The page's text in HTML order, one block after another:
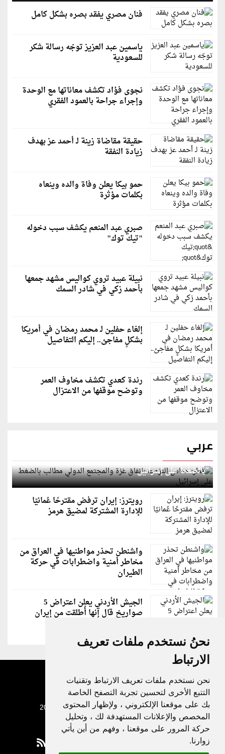
نحنُ نستخدم ملفات تعريف
الارتباط
نحن نستخدم ملفات تعريف الارتباط وتقنيات
التتبع الأخرى لتحسين تجربة التصفح الخاصة
بك على موقعنا الإلكتروني ، ولإظهار المحتوى
المخصص والإعلانات المستهدفة لك ، وتحليل
حركة المرور على موقعنا ، وفهم من أين يأتي
زوارنا.
فنان مصري يفقد بصره بشكل كامل
ياسمين عبد العزيز توجّه رسالة شكر
للسعودية
نجوى فؤاد تكشف معاناتها مع الوحدة
وإجراء جراحة بالعمود الفقري
حقيقة مقاضاة زينة لـ أحمد عز بهدف
زيادة النفقة
حمو بيكا يعلن وفاة والده وينعاه
بكلمات مؤثرة
صبري عبد المنعم يكشف سبب دخوله
"تيك توك"
نبيلة عبيد تروي كواليس مشهد جمعها
بأحمد زكي في شادر السمك
إلغاء حفلين لـ محمد رمضان في أمريكا
بشكلٍ مفاجئ.. إليكم التفاصيل
رندة كعدي تكشف مخاوف العمر
وتوضح موقفها من الاعتزال
عربي
قطر: حماس التزمت باتفاق غزة والمجتمع الدولي مطالب
بالضغط على إسرائيل
رويترز: إيران ترفض مقترحًا عُمانيًا
للإدارة المشتركة لمضيق هرمز
واشنطن تحذر مواطنيها في العراق من
مخاطر أمنية واضطرابات في حركة
الطيران
الجيش الأردني يعلن اعتراض 5
صواريخ قال إنها أُطلقت من إيران
جميع الحقوق محفوظة لدنيا الوطن © 2003 - 2022